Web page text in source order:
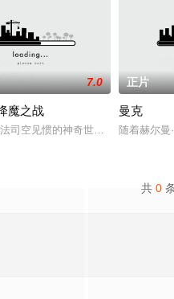
现了英国政府所隐瞒的一个
早早便混社会的阿祥（曾国祥饰
7.0
魔之战
司空见惯的神奇世界，青年托马斯
正片
曼克
随着赫尔曼
共 0